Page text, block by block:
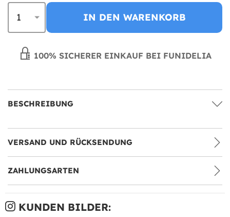
IN DEN WARENKORB
100% SICHERER EINKAUF BEI FUNIDELIA
BESCHREIBUNG
VERSAND UND RÜCKSENDUNG
ZAHLUNGSARTEN
KUNDEN BILDER: